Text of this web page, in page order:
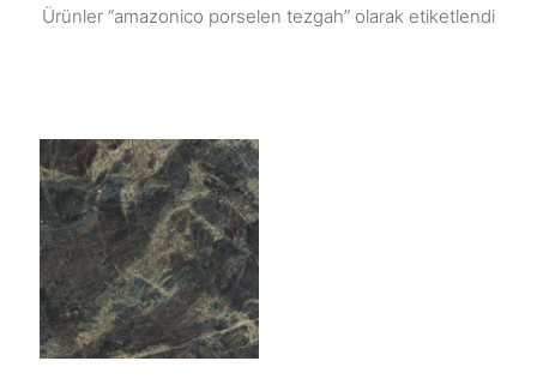
Ürünler “amazonico porselen tezgah” olarak etiketlendi